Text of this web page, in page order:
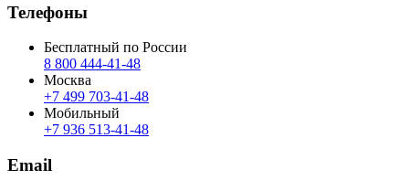
Телефоны
Бесплатный по России
8 800 444‑41‑48
Москва
+7 499 703‑41‑48
Мобильный
+7 936 513‑41‑48
Email